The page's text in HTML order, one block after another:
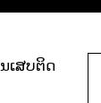
ເສບຕິດ